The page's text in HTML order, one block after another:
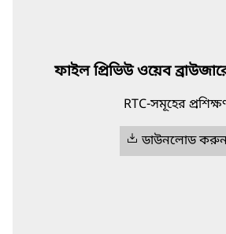
ফাইল প্রিভিউ ওয়েব
RTC-সমূহের
ডাউনলোড